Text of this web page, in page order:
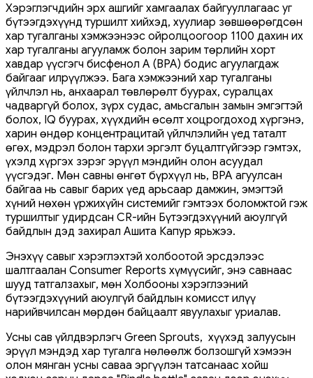
Хэрэглэгчдийн эрх ашгийг хамгаалах байгууллагаас уг
бүтээгдэхүүнд туршилт хийхэд, хуулиар зөвшөөрөгдсөн
хар тугалганы хэмжээнээс ойролцоогоор 1100 дахин их
хар тугалганы агууламж болон зарим төрлийн хорт
хавдар үүсгэгч бисфенол А (BPA) бодис агуулагдаж
байгааг илрүүлжээ. Бага хэмжээний хар тугалганы
үйлчлэл нь, анхаарал төвлөрөлт буурах, суралцах
чадваргүй болох, зүрх судас, амьсгалын замын эмгэгтэй
болох, IQ буурах, хүүхдийн өсөлт хоцрогдоход хүргэнэ,
харин өндөр концентрацитай үйлчлэлийн үед таталт
өгөх, мэдрэл болон тархи эргэлт буцалтгүйгээр гэмтэх,
үхэлд хүргэх зэрэг эрүүл мэндийн олон асуудал
үүсгэдэг. Мөн савны өнгөт бүрхүүл нь, BPA агуулсан
байгаа нь савыг барих үед арьсаар дамжин, эмэгтэй
хүний нөхөн үржихүйн системийг гэмтээх боломжтой гэж
туршилтыг удирдсан CR-ийн Бүтээгдэхүүний аюулгүй
байдлын дэд захирал Ашита Капур ярьжээ.
Энэхүү савыг хэрэглэхтэй холбоотой эрсдэлээс
шалтгаалан Consumer Reports хүмүүсийг, энэ савнаас
шууд татгалзахыг, мөн Холбооны хэрэглээний
бүтээгдэхүүний аюулгүй байдлын комисст илүү
нарийвчилсан мөрдөн байцаалт явуулахыг уриалав.
Усны сав үйлдвэрлэгч Green Sprouts, хүүхэд залуусын
эрүүл мэндэд хар тугалга нөлөөлж болзошгүй хэмээн
олон мянган усны саваа эргүүлэн татсанаас хойш